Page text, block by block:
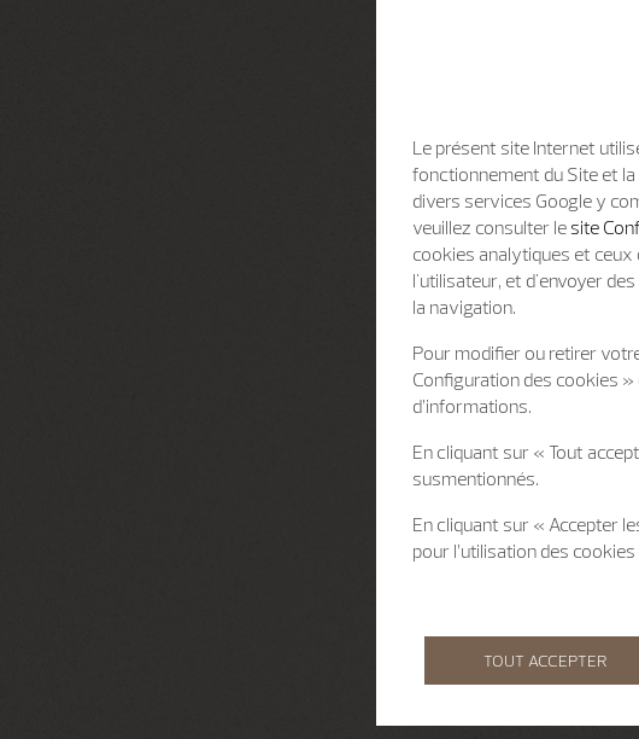
Le présent site Internet
fonctionnement du Site et
divers services Google y
veuillez consulter le site
cookies analytiques et ceux
l'utilisateur, et d'envoyer
la navigation.
Pour modifier ou retirer
Configuration des cookies
d’informations.
En cliquant sur « Tout
susmentionnés.
En cliquant sur « Accepter
pour l’utilisation des
TOUT ACCEPTER